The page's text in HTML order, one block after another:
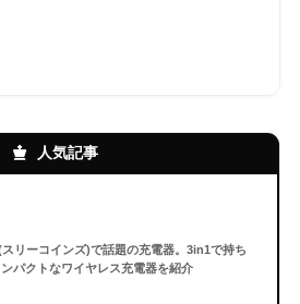
人気記事
リーコインズ)で話題の充電器。3in1で持ち
パクトなワイヤレス充電器を紹介